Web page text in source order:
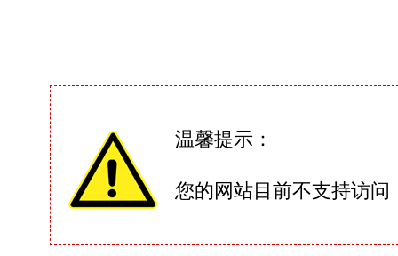
温馨提示：
您的网站目前不支持访